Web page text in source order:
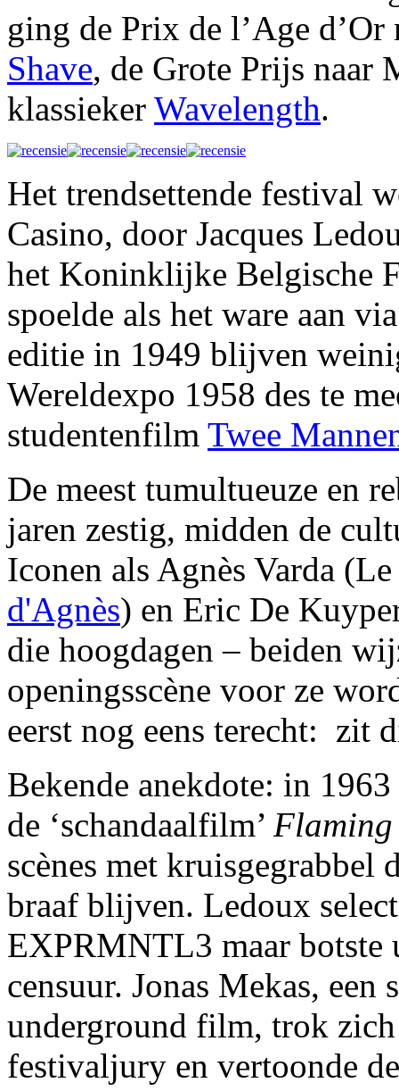
ging de Prix de l’Age
Shave, de Grote Prijs naar
klassieker Wavelength.
Het trendsettende festival
Casino, door Jacques
het Koninklijke Belgische
spoelde als het ware aan
editie in 1949 blijven
Wereldexpo 1958 des te
studentenfilm Twee
De meest tumultueuze en
jaren zestig, midden de
Iconen als Agnès Varda
d'Agnès) en Eric De
die hoogdagen – beiden
openingsscène voor ze
eerst nog eens terecht: zit
Bekende anekdote: in
de ‘schandaalfilm’
scènes met kruisgegrabbel
braaf blijven. Ledoux
EXPRMNTL3 maar
censuur. Jonas Mekas,
underground film, trok
festivaljury en vertoonde